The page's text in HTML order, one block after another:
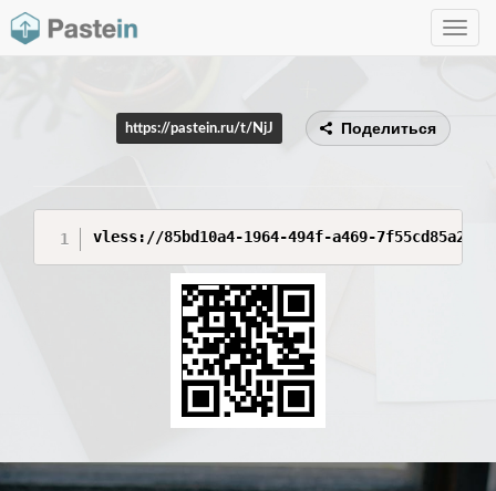
Toggle
https://pastein.ru/t/NjJ Поделиться
vless://85bd10a4-1964-494f-a469-